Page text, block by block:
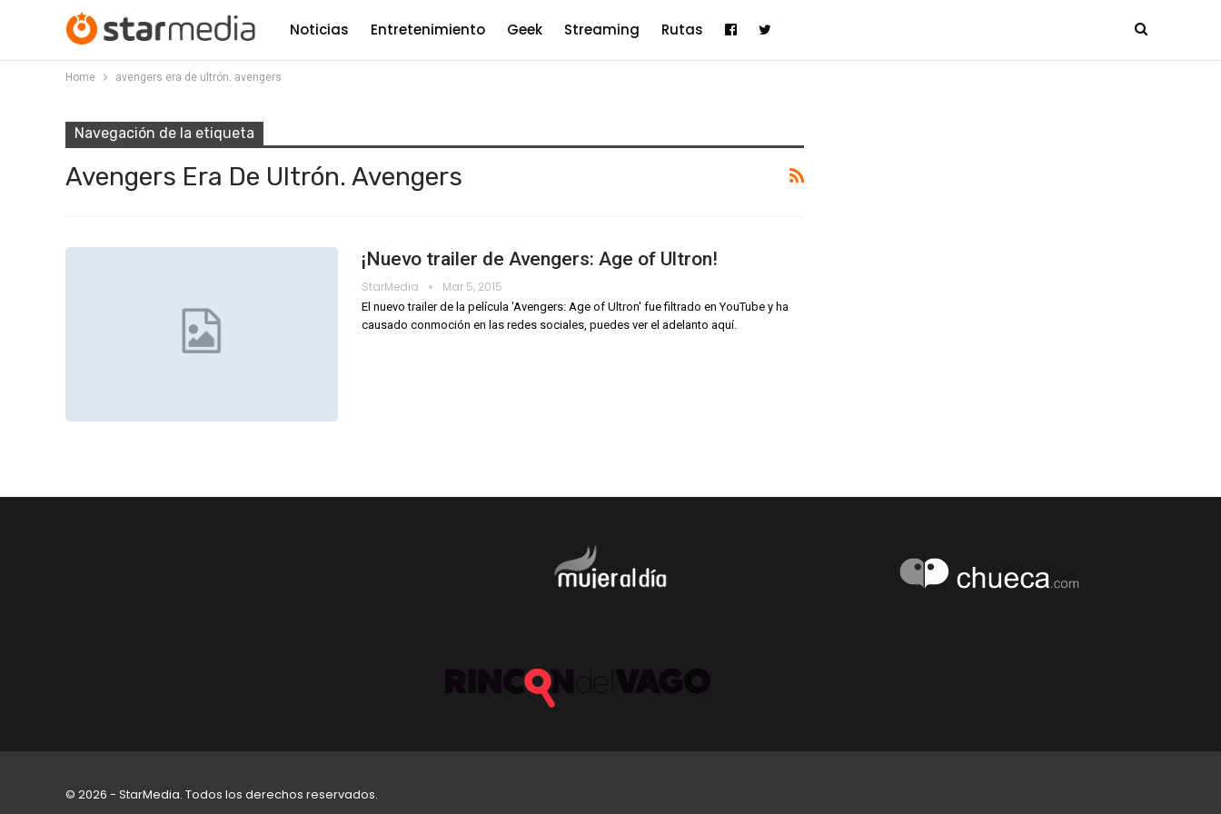
Noticias Entretenimiento Geek Streaming Rutas
Home avengers era de ultrón. avengers
Navegación de la etiqueta
Avengers Era De Ultrón. Avengers
¡Nuevo trailer de Avengers: Age of Ultron!
StarMedia Mar 5, 2015
El nuevo trailer de la película 'Avengers: Age of Ultron' fue filtrado en YouTube y ha
causado conmoción en las redes sociales, puedes ver el adelanto aquí.
© 2026 - StarMedia. Todos los derechos reservados.